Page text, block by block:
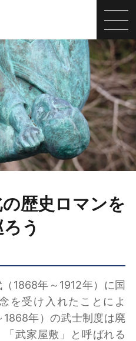
歴史ロマンを
う
1868年～1912年）に国
を受け入れたことによ
1868年）の武士制度は廃
武家屋敷」と呼ばれる